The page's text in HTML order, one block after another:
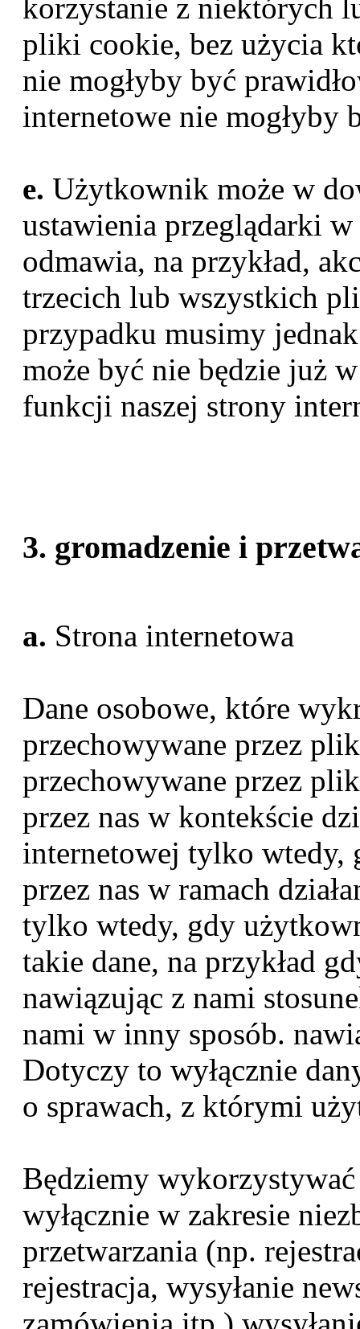
korzystanie z niektórych
pliki cookie, bez użycia
nie mogłyby być
internetowe nie mogłyby
e. Użytkownik może w
ustawienia przeglądarki
odmawia, na przykład,
trzecich lub wszystkich
przypadku musimy
może być nie będzie już
funkcji naszej strony
3. gromadzenie i
a. Strona internetowa
Dane osobowe, które
przechowywane przez
przechowywane przez
przez nas w kontekście
internetowej tylko wtedy,
przez nas w ramach
tylko wtedy, gdy
takie dane, na przykład
nawiązując z nami
nami w inny sposób.
Dotyczy to wyłącznie
o sprawach, z którymi
Będziemy wykorzystywać
wyłącznie w zakresie
przetwarzania (np.
rejestracja, wysyłanie